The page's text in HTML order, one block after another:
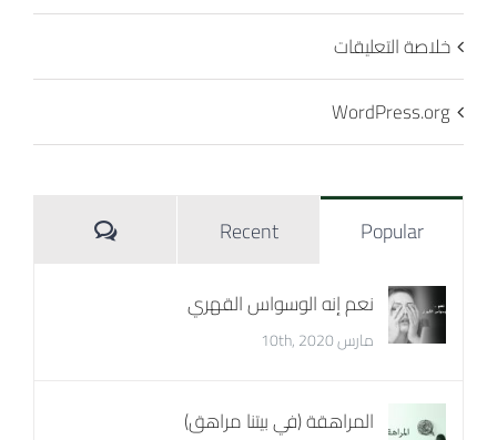
خلاصة التعليقات
WordPress.org
Popular
Recent
Comments
نعم إنه الوسواس القهري
مارس 10th, 2020
المراهقة (في بيتنا مراهق)